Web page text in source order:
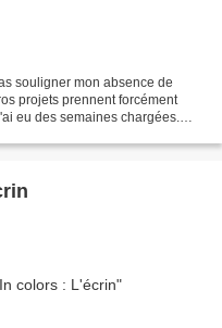
souligner mon absence de
projets prennent forcément
eu des semaines chargées.